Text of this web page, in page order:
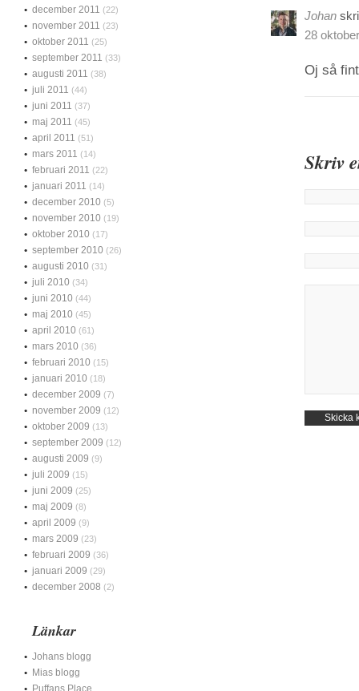
Johan
28
Oj så
Skriv
december 2011 (22)
november 2011 (23)
oktober 2011 (25)
september 2011 (33)
augusti 2011 (38)
juli 2011 (44)
juni 2011 (37)
maj 2011 (45)
april 2011 (51)
mars 2011 (14)
februari 2011 (22)
januari 2011 (14)
december 2010 (5)
november 2010 (19)
oktober 2010 (17)
september 2010 (26)
augusti 2010 (31)
juli 2010 (34)
juni 2010 (44)
maj 2010 (45)
april 2010 (61)
mars 2010 (36)
februari 2010 (15)
januari 2010 (18)
december 2009 (7)
november 2009 (12)
oktober 2009 (13)
september 2009 (12)
augusti 2009 (9)
juli 2009 (15)
juni 2009 (25)
maj 2009 (8)
april 2009 (9)
mars 2009 (23)
februari 2009 (36)
januari 2009 (29)
december 2008 (2)
Länkar
Johans blogg
Mias blogg
Puffans Place